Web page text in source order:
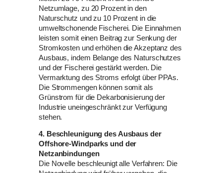
Netzumlage, zu 20 Prozent in den
Naturschutz und zu 10 Prozent in die
umweltschonende Fischerei. Die Einnahmen
leisten somit einen Beitrag zur Senkung der
Stromkosten und erhöhen die Akzeptanz des
Ausbaus, indem Belange des Naturschutzes
und der Fischerei gestärkt werden. Die
Vermarktung des Stroms erfolgt über PPAs.
Die Strommengen können somit als
Grünstrom für die Dekarbonisierung der
Industrie uneingeschränkt zur Verfügung
stehen.
4. Beschleunigung des Ausbaus der
Offshore-Windparks und der
Netzanbindungen
Die Novelle beschleunigt alle Verfahren: Die